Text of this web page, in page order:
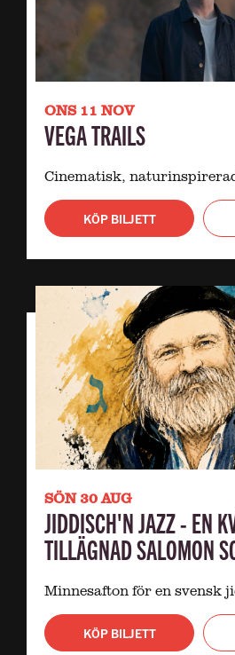
ONS 11 NOV
VEGA TRAILS
Cinematisk,
KÖP BILJETT
SÖN 30 AUG
JIDDISCH'N JAZZ - EN
TILLÄGNAD SALOMON
Minnesafton för en svensk
KÖP BILJETT